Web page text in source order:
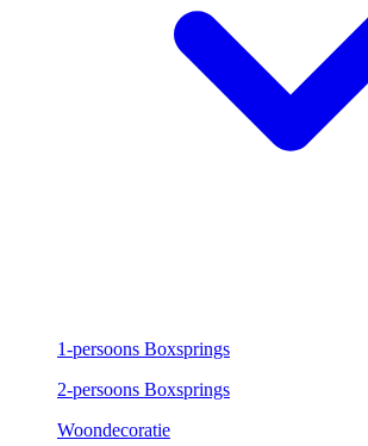
1-persoons Boxsprings
2-persoons Boxsprings
Woondecoratie